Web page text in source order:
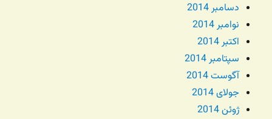
دسامبر 2014
نوامبر 2014
اکتبر 2014
سپتامبر 2014
آگوست 2014
جولای 2014
ژوئن 2014